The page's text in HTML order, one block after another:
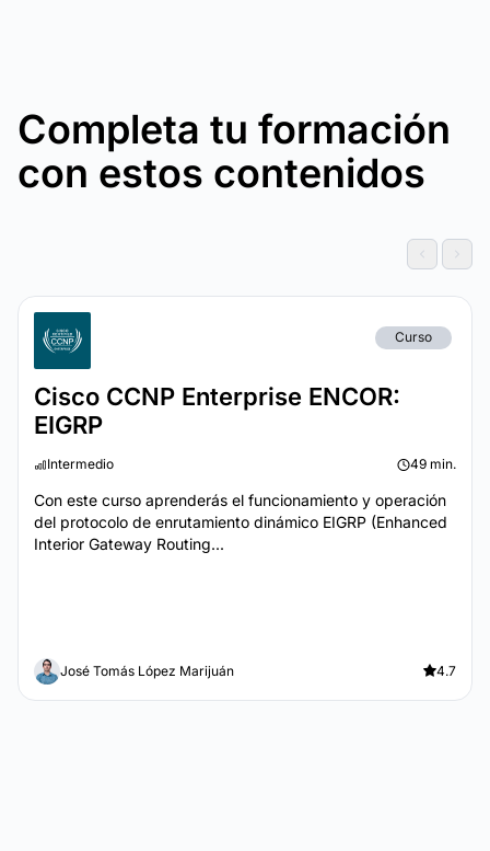
Completa tu formación
con estos contenidos
Curso
Cisco CCNP Enterprise ENCOR:
EIGRP
Intermedio 49 min.
Con este curso aprenderás el funcionamiento y operación
del protocolo de enrutamiento dinámico EIGRP (Enhanced
Interior Gateway Routing...
José Tomás López Marijuán 4.7